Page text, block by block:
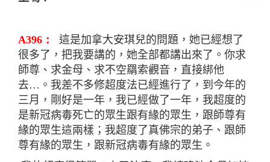
A396：
這是加拿大安琪兒的問題，她已經想了
很多了，把我要講的，她全部都講出來了。你求
師尊、求金母、求不空羂索觀音，直接綁他
去…。我差不多修超度法已經進行了，到今年的
三月，剛好是一年，我已經做了一年，我超度的
是新冠病毒死亡的眾生跟有緣的眾生，跟師尊有
緣的眾生這兩樣；我超度了真佛宗的弟子、跟師
尊有緣的眾生，跟新冠病毒有緣的眾生。